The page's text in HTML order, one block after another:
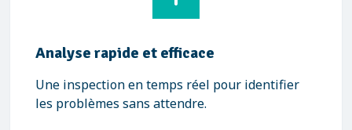
Analyse rapide et efficace
Une inspection en temps réel pour identifier
les problèmes sans attendre.